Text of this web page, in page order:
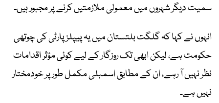
سمیت دیگر شہروں میں معمولی ملازمتیں کرنے پر مجبور ہیں۔
انہوں نے کہا کہ گلگت بلتستان میں یہ پیپلز پارٹی کی چوتھی
حکومت ہے، لیکن ابھی تک روزگار کے لیے کوئی مؤثر اقدامات
نظر نہیں آ رہے، ان کے مطابق اسمبلی مکمل طور پر خودمختار
نہیں ہے۔